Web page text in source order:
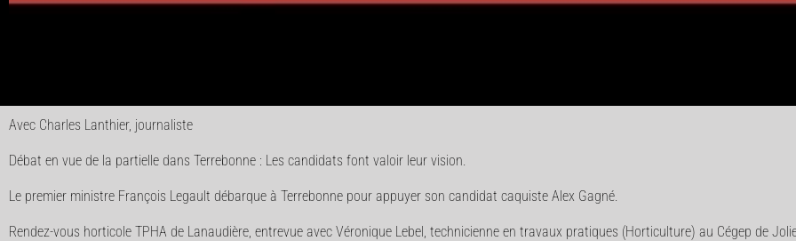
Avec Charles Lanthier, journaliste
Débat en vue de la partielle dans Terrebonne : Les candidats font valoir leur vision.
Le premier ministre François Legault débarque à Terrebonne pour appuyer son candidat caquiste Alex Gagné.
Rendez-vous horticole TPHA de Lanaudière, entrevue avec Véronique Lebel, technicienne en travaux pratiques (Horticulture) au Cégep de